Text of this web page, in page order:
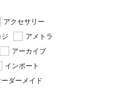
アクセサリー
アメトラ
アーカイブ
インポート
ーダーメイド